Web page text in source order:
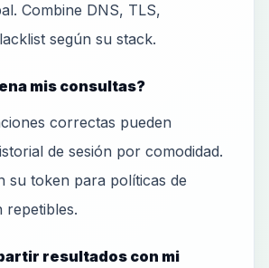
Combine DNS, TLS,
según su stack.
mis consultas?
correctas pueden
de sesión por comodidad.
su token para políticas de
repetibles.
resultados con mi